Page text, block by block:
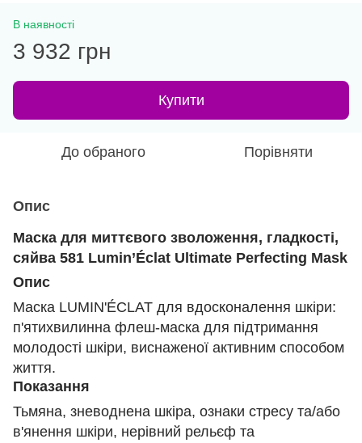
В наявності
3 932 грн
Купити
До обраного Порівняти
Опис
Маска для миттєвого зволоження, гладкості,
сяйва 581 Lumin’Éclat Ultimate Perfecting Mask
Опис
Маска LUMIN'ÉCLAT для вдосконалення шкіри:
п'ятихвилинна флеш-маска для підтримання
молодості шкіри, виснаженої активним способом
життя.
Показання
Тьмяна, зневоднена шкіра, ознаки стресу та/або
в'янення шкіри, нерівний рельєф та